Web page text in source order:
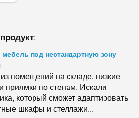
мебель под нестандартную зону
помещений на складе, низкие
приямки по стенам. Искали
который сможет адаптировать
шкафы и стеллажи...